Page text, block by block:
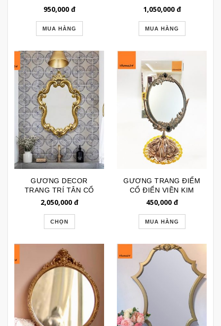
CAO CẤP CỔ ĐIỂN
950,000đ
MUA HÀNG
GTD025
1,050,000đ
MUA HÀNG
GƯƠNG DECOR
TRANG TRÍ TÂN CỔ
ĐIỂN GTR145
2,050,000đ
CHỌN
GƯƠNG TRANG ĐIỂM
CỔ ĐIỂN VIỀN KIM
LOẠI SIZE NHỎ
450,000đ
MUA HÀNG